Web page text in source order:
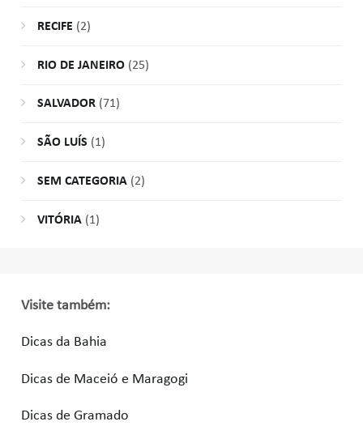
RECIFE (2)
RIO DE JANEIRO(25)
SALVADOR(71)
SÃO LUÍS (1)
SEM CATEGORIA(2)
VITÓRIA(1)
Visite também:
Dicas da Bahia
Dicas de Maceió e Maragogi
Dicas de Gramado